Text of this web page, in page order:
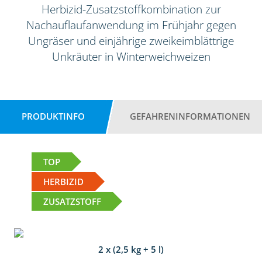
Herbizid-Zusatzstoffkombination zur
Nachauflaufanwendung im Frühjahr gegen
Ungräser und einjährige zweikeimblättrige
Unkräuter in Winterweichweizen
PRODUKTINFO GEFAHRENINFORMATIONEN
TOP
HERBIZID
ZUSATZSTOFF
2 x (2,5 kg + 5 l)